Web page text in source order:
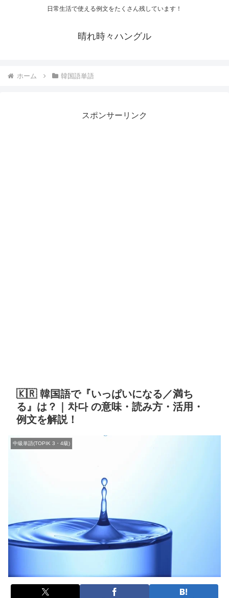
日常生活で使える例文をたくさん残しています！
晴れ時々ハングル
ホーム 韓国語単語
スポンサーリンク
🇰🇷 韓国語で『いっぱいになる／満ち
る』は？｜차다 の意味・読み方・活用・
例文を解説！
中級単語(TOPIK 3・4級)